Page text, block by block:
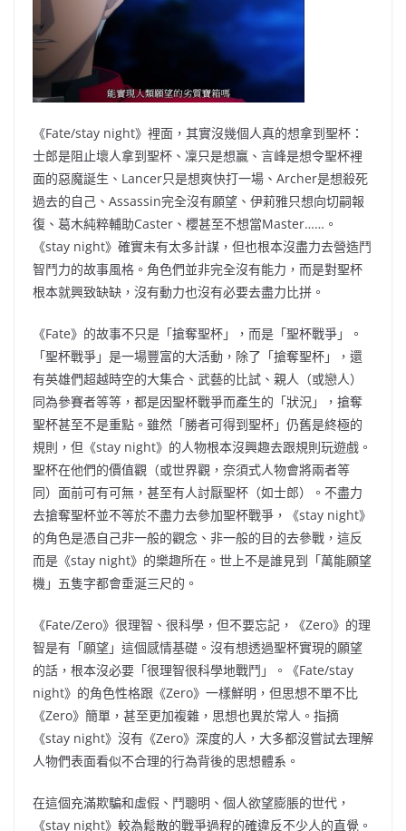
《Fate/stay night》裡面，其實沒幾個人真的想拿到聖杯：
士郎是阻止壞人拿到聖杯、凜只是想贏、言峰是想令聖杯裡
面的惡魔誕生、Lancer只是想爽快打一場、Archer是想殺死
過去的自己、Assassin完全沒有願望、伊莉雅只想向切嗣報
復、葛木純粹輔助Caster、櫻甚至不想當Master……。
《stay night》確實未有太多計謀，但也根本沒盡力去營造鬥
智鬥力的故事風格。角色們並非完全沒有能力，而是對聖杯
根本就興致缺缺，沒有動力也沒有必要去盡力比拼。
《Fate》的故事不只是「搶奪聖杯」，而是「聖杯戰爭」。
「聖杯戰爭」是一場豐富的大活動，除了「搶奪聖杯」，還
有英雄們超越時空的大集合、武藝的比試、親人（或戀人）
同為參賽者等等，都是因聖杯戰爭而產生的「狀況」，搶奪
聖杯甚至不是重點。雖然「勝者可得到聖杯」仍舊是終極的
規則，但《stay night》的人物根本沒興趣去跟規則玩遊戲。
聖杯在他們的價值觀（或世界觀，奈須式人物會將兩者等
同）面前可有可無，甚至有人討厭聖杯（如士郎）。不盡力
去搶奪聖杯並不等於不盡力去參加聖杯戰爭，《stay night》
的角色是憑自己非一般的觀念、非一般的目的去參戰，這反
而是《stay night》的樂趣所在。世上不是誰見到「萬能願望
機」五隻字都會垂涎三尺的。
《Fate/Zero》很理智、很科學，但不要忘記，《Zero》的理
智是有「願望」這個感情基礎。沒有想透過聖杯實現的願望
的話，根本沒必要「很理智很科學地戰鬥」。《Fate/stay
night》的角色性格跟《Zero》一樣鮮明，但思想不單不比
《Zero》簡單，甚至更加複雜，思想也異於常人。指摘
《stay night》沒有《Zero》深度的人，大多都沒嘗試去理解
人物們表面看似不合理的行為背後的思想體系。
在這個充滿欺騙和虛假、鬥聰明、個人欲望膨脹的世代，
《stay night》較為鬆散的戰爭過程的確違反不少人的直覺。